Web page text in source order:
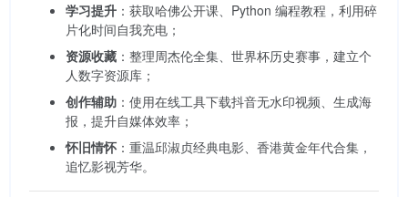
学习提升 ：获取哈佛公开课、Python 编程教程，利用碎
片化时间自我充电；
资源收藏 ：整理周杰伦全集、世界杯历史赛事，建立个
人数字资源库；
创作辅助 ：使用在线工具下载抖音无水印视频、生成海
报，提升自媒体效率；
怀旧情怀 ：重温邱淑贞经典电影、香港黄金年代合集，
追忆影视芳华。